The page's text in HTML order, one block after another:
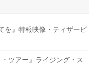
を』特報映像・ティザービ
ツアー』ライジング・ス